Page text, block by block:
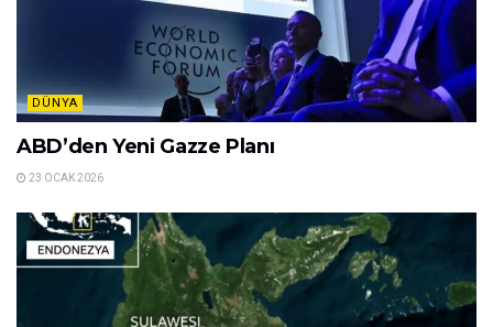
DÜNYA
ABD’den Yeni Gazze Planı
23 OCAK 2026